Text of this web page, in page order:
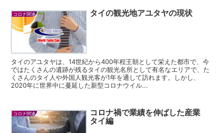
コロナ関連 タイの観光地アユタヤの現状
タイのアユタヤは、14世紀から400年程王朝として栄えた都市で、今
ではたくさんの遺跡が残るタイの観光名所として有名なエリアで、た
くさんのタイ人や外国人観光客が1年を通して訪れます。しかし、
2020年に世界中に蔓延した新型コロナウイル...
コロナ関連
コロナ禍で業績を伸ばした産業
タイ編